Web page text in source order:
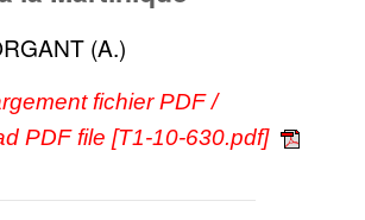
(A.)
fichier PDF /
PDF file [T1-10-630.pdf]